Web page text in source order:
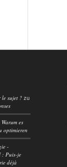
le sujet ? zu
Warum es
optimieren
-
: Puis-je
déjà